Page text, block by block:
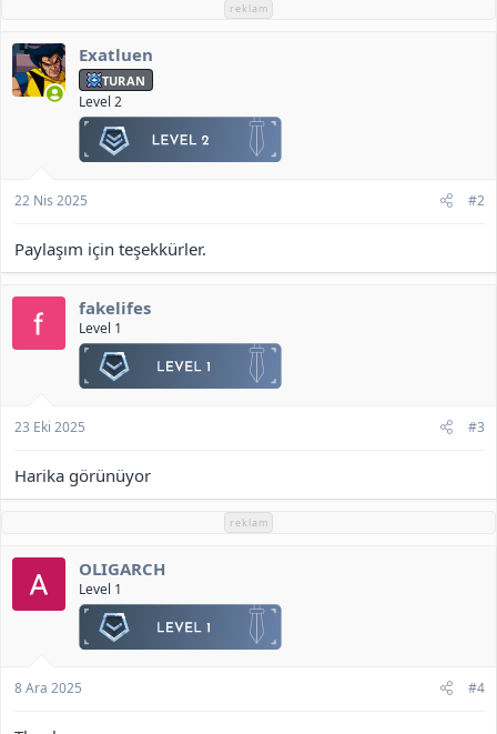
l
e
r
:
reklam
Exatluen
TURAN
Level 2
22 Nis 2025 #2
Paylaşım için teşekkürler.
fakelifes
Level 1
23 Eki 2025 #3
Harika görünüyor
reklam
OLIGARCH
Level 1
8 Ara 2025 #4